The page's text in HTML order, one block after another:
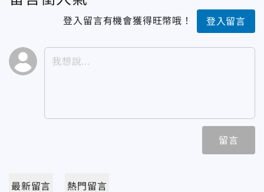
登入留言有機會獲得旺幣哦！ 登入留言
留言
最新留言 熱門留言